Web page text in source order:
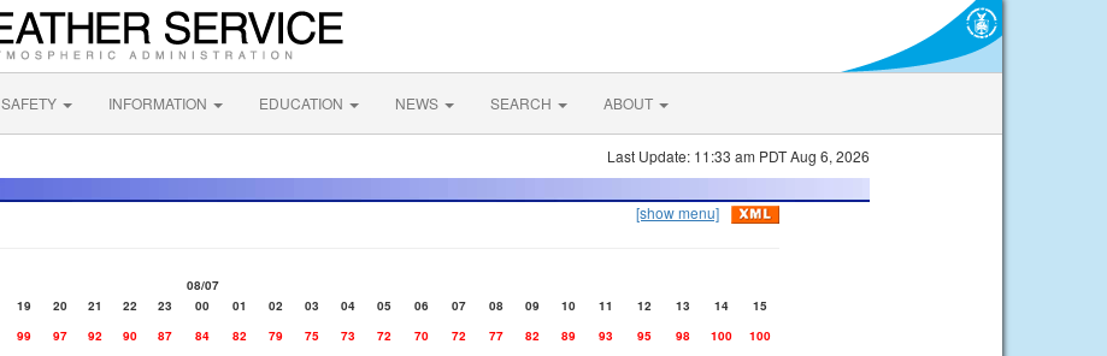
SAFETY INFORMATION EDUCATION NEWS SEARCH ABOUT
Last Update: 11:33 am PDT Aug 6, 2026
[show menu]
08/07
19 20 21 22 23 00 01 02 03 04 05 06 07 08 09 10 11 12 13 14
15
99 97 92 90 87 84 82 79 75 73 72 70 72 77 82 89 93 95 98 100
100